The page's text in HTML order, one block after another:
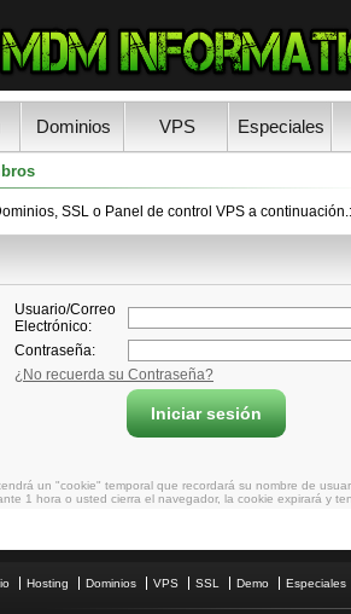
Dominios VPS Especiales
SSL o Panel de control VPS a continuación.:
un "cookie" temporal que recordará su nombre de
1 hora o usted cierra el navegador, la cookie expirará y
Hosting Dominios VPS SSL Demo Especiales